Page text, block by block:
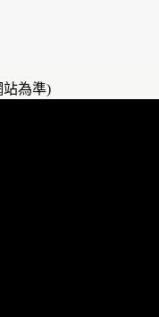
站為準)